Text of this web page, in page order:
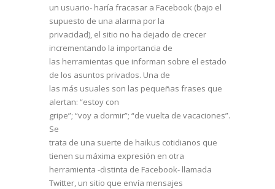
un usuario- haría fracasar a Facebook (bajo el
supuesto de una alarma por la
privacidad), el sitio no ha dejado de crecer
incrementando la importancia de
las herramientas que informan sobre el estado
de los asuntos privados. Una de
las más usuales son las pequeñas frases que
alertan: “estoy con
gripe”; “voy a dormir”; “de vuelta de vacaciones”.
Se
trata de una suerte de haikus cotidianos que
tienen su máxima expresión en otra
herramienta -distinta de Facebook- llamada
Twitter, un sitio que envía mensajes